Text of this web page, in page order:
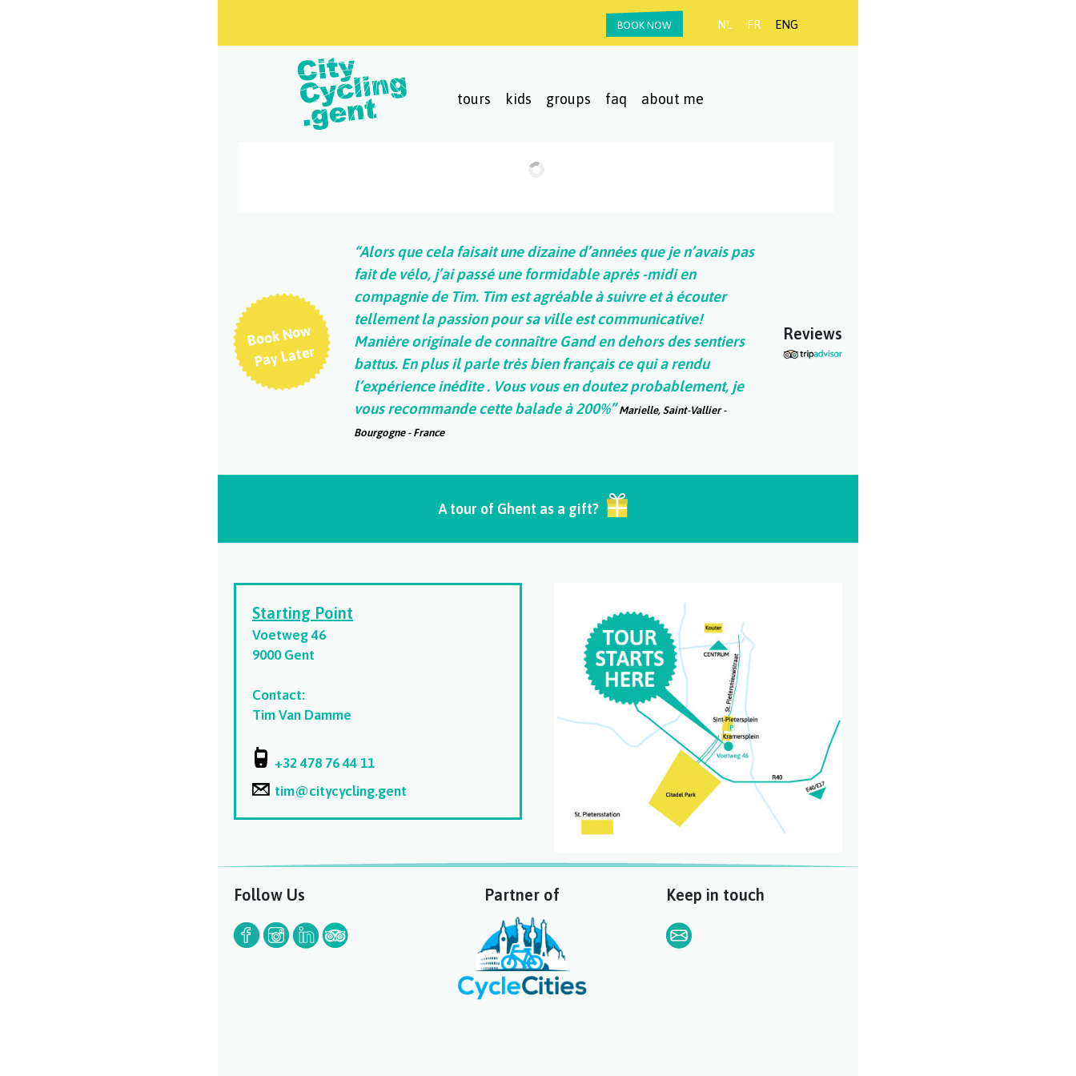
BOOK NOW NL FR ENG
tours kids groups faq about me
Book Now
Pay Later
“Alors que cela faisait une dizaine d’années que je n’avais pas
fait de vélo, j’ai passé une formidable après -midi en
compagnie de Tim. Tim est agréable à suivre et à écouter
tellement la passion pour sa ville est communicative!
Manière originale de connaître Gand en dehors des sentiers
battus. En plus il parle très bien français ce qui a rendu
l’expérience inédite . Vous vous en doutez probablement, je
vous recommande cette balade à 200%”Marielle, Saint-Vallier -
Bourgogne - France
Reviews
A tour of Ghent as a gift?
Starting Point
Voetweg 46
9000 Gent
Contact:
Tim Van Damme
+32 478 76 44 11
tim@citycycling.gent
Follow Us Partner of Keep in touch